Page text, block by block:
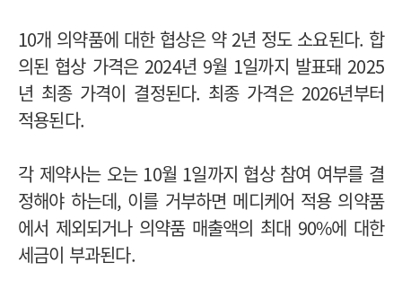
10개 의약품에 대한 협상은 약 2년 정도 소요된다. 합
의된 협상 가격은 2024년 9월 1일까지 발표돼 2025
년 최종 가격이 결정된다. 최종 가격은 2026년부터
적용된다.
각 제약사는 오는 10월 1일까지 협상 참여 여부를 결
정해야 하는데, 이를 거부하면 메디케어 적용 의약품
에서 제외되거나 의약품 매출액의 최대 90%에 대한
세금이 부과된다.